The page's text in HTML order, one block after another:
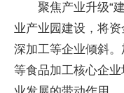
聚焦产业升级“
业产业园建设，将
深加工等企业倾斜
等食品加工核心企